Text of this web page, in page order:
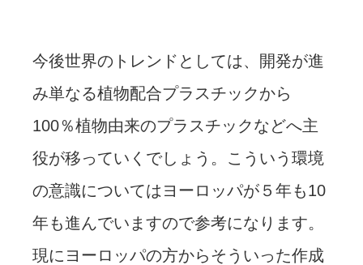
今後世界のトレンドとしては、開発が進
み単なる植物配合プラスチックから
100％植物由来のプラスチックなどへ主
役が移っていくでしょう。こういう環境
の意識についてはヨーロッパが５年も10
年も進んでいますので参考になります。
現にヨーロッパの方からそういった作成